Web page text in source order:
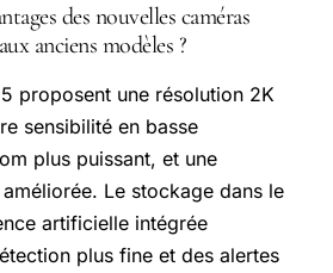
des nouvelles caméras
anciens modèles ?
proposent une résolution 2K
sensibilité en basse
plus puissant, et une
Le stockage dans le
artificielle intégrée
plus fine et des alertes